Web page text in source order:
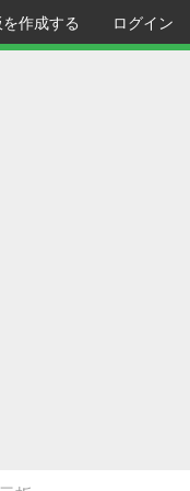
作成する ログイン